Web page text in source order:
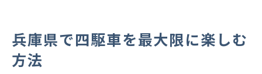
兵庫県で四駆車を最大限に楽しむ
方法